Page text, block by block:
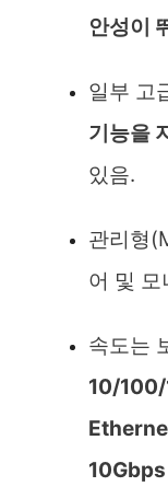
안성이
일부 고
기능을
있음.
관리형
어 및 모
속도는
10/
10Gbps